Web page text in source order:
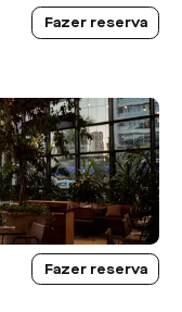
Fazer reserva
Fazer reserva